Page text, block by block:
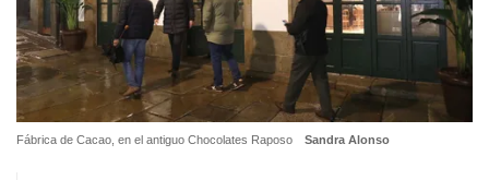
Fábrica de Cacao, en el antiguo Chocolates Raposo Sandra Alonso